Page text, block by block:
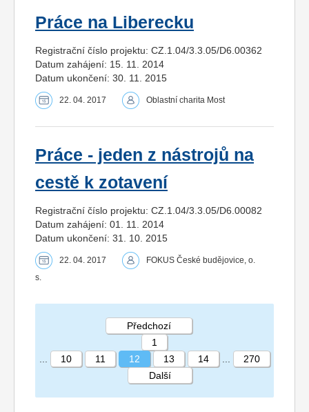
Práce na Liberecku
Registrační číslo projektu: CZ.1.04/3.3.05/D6.00362
Datum zahájení: 15. 11. 2014
Datum ukončení: 30. 11. 2015
22. 04. 2017 Oblastní charita Most
Práce - jeden z nástrojů na
cestě k zotavení
Registrační číslo projektu: CZ.1.04/3.3.05/D6.00082
Datum zahájení: 01. 11. 2014
Datum ukončení: 31. 10. 2015
22. 04. 2017
FOKUS České budějovice, o.
s.
STRÁNKA 12 270
Předchozí
1
10 11 12 13 14
270
Další